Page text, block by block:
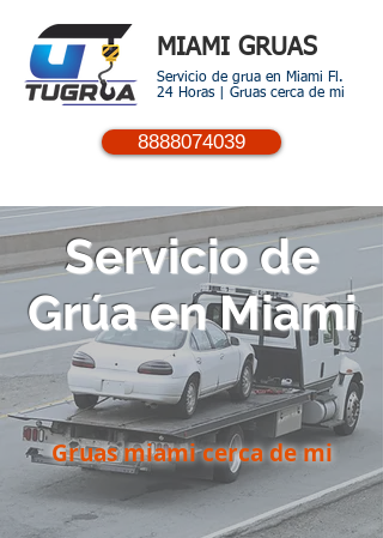
MIAMI GRUAS
Servicio de grua en Miami Fl.
24 Horas | Gruas cerca de mi
8888074039
Servicio de
Grúa en Miami
Gruas miami cerca de mi